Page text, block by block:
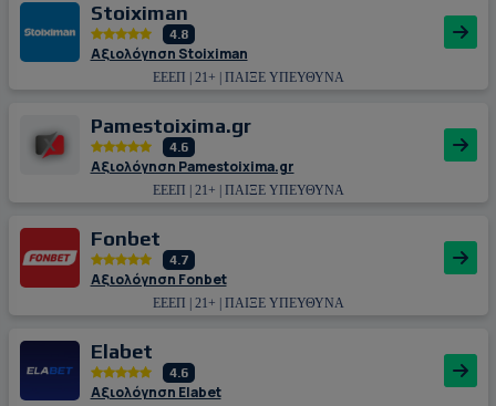
Stoiximan
4.8
Αξιολόγηση Stoiximan
ΕΕΕΠ | 21+ | ΠΑΙΞΕ ΥΠΕΥΘΥΝΑ
Pamestoixima.gr
4.6
Αξιολόγηση Pamestoixima.gr
ΕΕΕΠ | 21+ | ΠΑΙΞΕ ΥΠΕΥΘΥΝΑ
Fonbet
4.7
Αξιολόγηση Fonbet
ΕΕΕΠ | 21+ | ΠΑΙΞΕ ΥΠΕΥΘΥΝΑ
Εlabet
4.6
Αξιολόγηση Εlabet